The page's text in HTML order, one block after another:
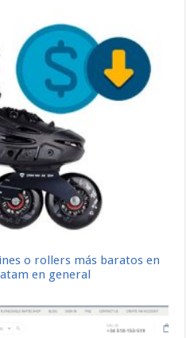
o rollers más baratos en
en general